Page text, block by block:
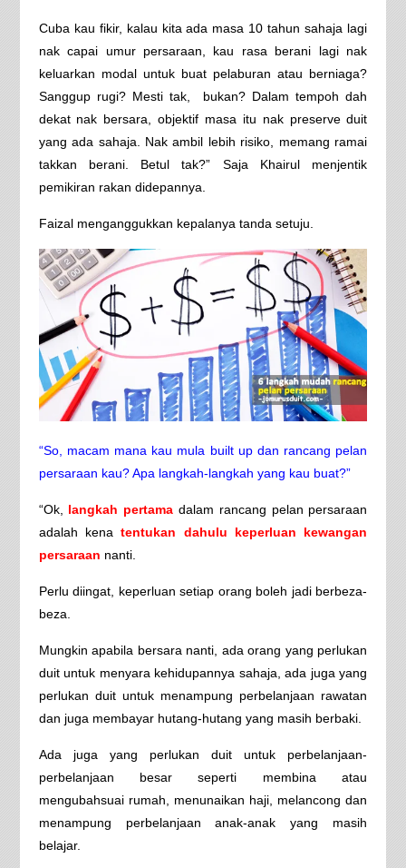
Cuba kau fikir, kalau kita ada masa 10 tahun sahaja lagi
nak capai umur persaraan, kau rasa berani lagi nak
keluarkan modal untuk buat pelaburan atau berniaga?
Sanggup rugi? Mesti tak, bukan? Dalam tempoh dah
dekat nak bersara, objektif masa itu nak preserve duit
yang ada sahaja. Nak ambil lebih risiko, memang ramai
takkan berani. Betul tak?” Saja Khairul menjentik
pemikiran rakan didepannya.
Faizal menganggukkan kepalanya tanda setuju.
“So, macam mana kau mula built up dan rancang pelan
persaraan kau? Apa langkah-langkah yang kau buat?”
“Ok, langkah pertama dalam rancang pelan persaraan
adalah kenatentukan dahulu keperluan kewangan
persaraan nanti.
Perlu diingat, keperluan setiap orang boleh jadi berbeza-
beza.
Mungkin apabila bersara nanti, ada orang yang perlukan
duit untuk menyara kehidupannya sahaja, ada juga yang
perlukan duit untuk menampung perbelanjaan rawatan
dan juga membayar hutang-hutang yang masih berbaki.
Ada juga yang perlukan duit untuk perbelanjaan-
perbelanjaan besar seperti membina atau
mengubahsuai rumah, menunaikan haji, melancong dan
menampung perbelanjaan anak-anak yang masih
belajar.